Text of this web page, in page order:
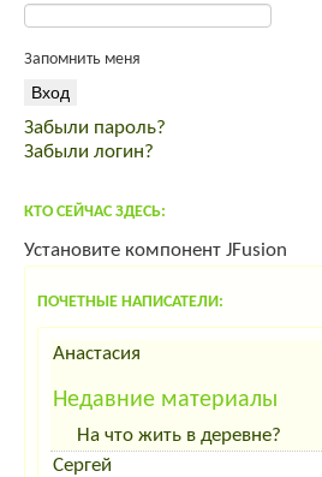
продам мясо кролика премиум класса
спас от вздутия живота
корма для интенсивного выращивания
Запомнить меня
Забыли пароль?
Забыли логин?
КТО СЕЙЧАС ЗДЕСЬ:
Установите компонент JFusion
ПОЧЕТНЫЕ НАПИСАТЕЛИ:
Анастасия
Недавние материалы
На что жить в деревне?
Сергей